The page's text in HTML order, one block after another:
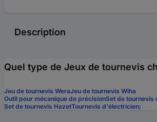
Description
Quel type de Jeux de tournevis
Jeu de tournevis WeraJeu de tournevis Wiha
Outil pour mécanique de précisionSet de tournevis
Set de tournevis HazetTournevis d'électricien;